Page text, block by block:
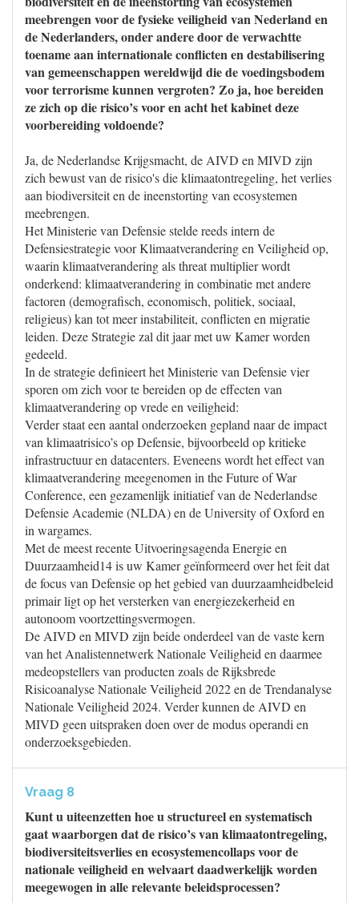
meebrengen voor de fysieke veiligheid van Nederland en
de Nederlanders, onder andere door de verwachtte
toename aan internationale conflicten en destabilisering
van gemeenschappen wereldwijd die de voedingsbodem
voor terrorisme kunnen vergroten? Zo ja, hoe bereiden
ze zich op die risico’s voor en acht het kabinet deze
voorbereiding voldoende?
Ja, de Nederlandse Krijgsmacht, de AIVD en MIVD zijn
zich bewust van de risico's die klimaatontregeling, het verlies
aan biodiversiteit en de ineenstorting van ecosystemen
meebrengen.
Het Ministerie van Defensie stelde reeds intern de
Defensiestrategie voor Klimaatverandering en Veiligheid op,
waarin klimaatverandering als threat multiplier wordt
onderkend: klimaatverandering in combinatie met andere
factoren (demografisch, economisch, politiek, sociaal,
religieus) kan tot meer instabiliteit, conflicten en migratie
leiden. Deze Strategie zal dit jaar met uw Kamer worden
gedeeld.
In de strategie definieert het Ministerie van Defensie vier
sporen om zich voor te bereiden op de effecten van
klimaatverandering op vrede en veiligheid:
Verder staat een aantal onderzoeken gepland naar de impact
van klimaatrisico’s op Defensie, bijvoorbeeld op kritieke
infrastructuur en datacenters. Eveneens wordt het effect van
klimaatverandering meegenomen in the Future of War
Conference, een gezamenlijk initiatief van de Nederlandse
Defensie Academie (NLDA) en de University of Oxford en
in wargames.
Met de meest recente Uitvoeringsagenda Energie en
Duurzaamheid14 is uw Kamer geïnformeerd over het feit dat
de focus van Defensie op het gebied van duurzaamheidbeleid
primair ligt op het versterken van energiezekerheid en
autonoom voortzettingsvermogen.
De AIVD en MIVD zijn beide onderdeel van de vaste kern
van het Analistennetwerk Nationale Veiligheid en daarmee
medeopstellers van producten zoals de Rijksbrede
Risicoanalyse Nationale Veiligheid 2022 en de Trendanalyse
Nationale Veiligheid 2024. Verder kunnen de AIVD en
MIVD geen uitspraken doen over de modus operandi en
onderzoeksgebieden.
Vraag 8
Kunt u uiteenzetten hoe u structureel en systematisch
gaat waarborgen dat de risico’s van klimaatontregeling,
biodiversiteitsverlies en ecosystemencollaps voor de
nationale veiligheid en welvaart daadwerkelijk worden
meegewogen in alle relevante beleidsprocessen?